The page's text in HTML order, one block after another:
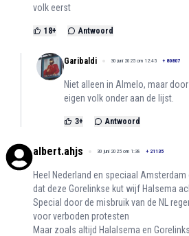
volk eerst
18+ Antwoord
Garibaldi 30 juni 2025 om 12:45 + 80807
Niet alleen in Almelo, maar
eigen volk onder aan de lijst.
3+ Antwoord
albert.ahjs 30 juni 2025 om 1:38 + 21135
Heel Nederland en speciaal
dat deze Gorelinkse kut wijf Halsema
Special door de misbruik van de NL
voor verboden protesten
Maar zoals altijd Halalsema en